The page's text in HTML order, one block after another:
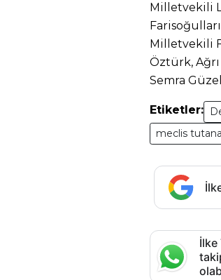
Milletvekili
Milletvekili
Öztürk,
Semra
Etiketler:
meclis
İlke